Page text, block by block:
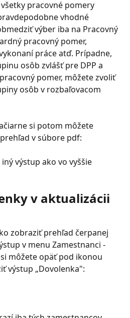
pracovné pomery
vhodné
výber iba na Pracovný
pracovný pomer,
práce atď. Prípadne,
osôb zvlášť pre DPP a
pomer, môžete zvoliť
osôb v rozbaľovacom
si potom môžete
v súbore pdf:
výstup ako vo vyššie
v aktualizácii
zobraziť prehľad čerpanej
v menu Zamestnanci -
môžete opäť pod ikonou
výstup „Dovolenka":